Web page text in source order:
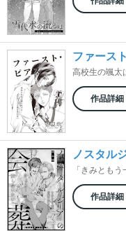
ファース
高校生の颯太
作品詳細
ノスタル
「きみとも
作品詳細